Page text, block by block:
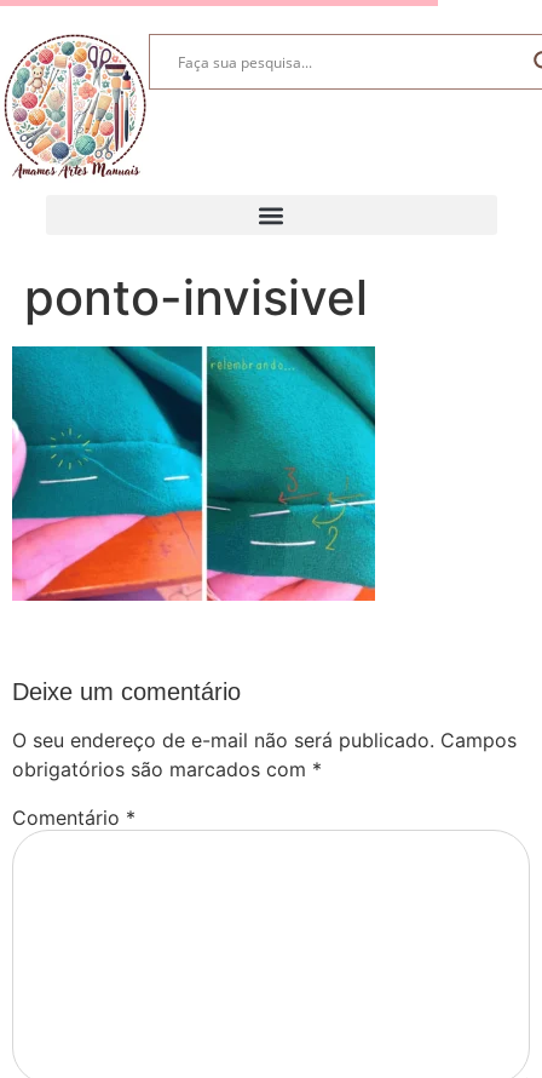
ponto-invisivel
Deixe um comentário
O seu endereço de e-mail não será publicado. Campos
obrigatórios são marcados com *
Comentário *